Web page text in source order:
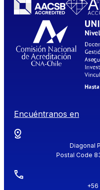
Encuéntranos en
Diagonal
Postal Code
+56